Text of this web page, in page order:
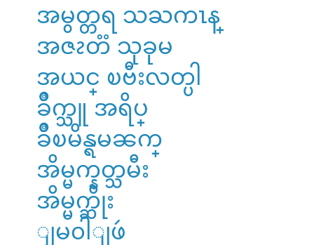
အမွတ္တရ သႀကၤန္
အဇၩတၱ သုခုမ
အယင္ ၿဗီးလတ္ပါ
ခ်ိဳက္သူ အရိပ္
ခ်ိဳၿမိန္ရမၼက္
အိမ္မက္နတ္သမီး
အိမ္မက္ဆိုး
ျမ၀ါျဖဴ